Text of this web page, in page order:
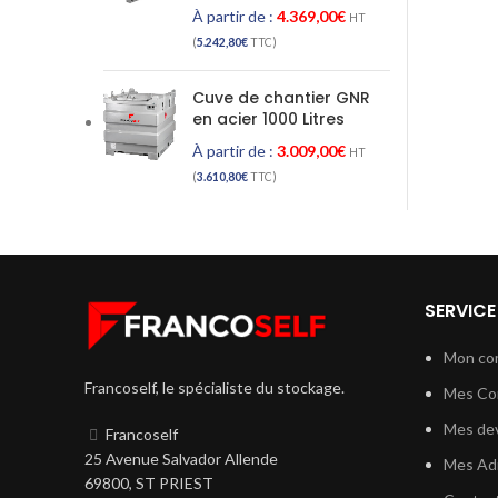
À partir de : 4.369,00€ HT
(5.242,80€TTC)
Cuve de chantier GNR
en acier 1000 Litres
À partir de : 3.009,00€ HT
(3.610,80€TTC)
Francoself, le spécialiste du stockage.
Francoself
25 Avenue Salvador Allende
69800, ST PRIEST
Mon
Mes
Mes
Mes